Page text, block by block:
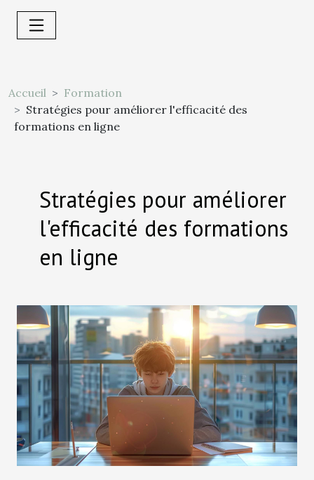
Accueil
Formation
Stratégies pour améliorer l'efficacité des
formations en ligne
Stratégies pour améliorer
l'efficacité des formations
en ligne